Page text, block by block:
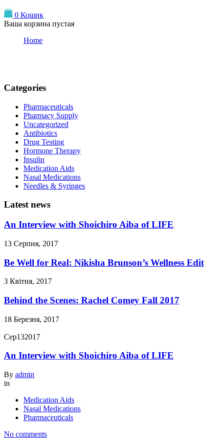
0 Кошик
Ваша корзина пустая
Home
Categories
Pharmaceuticals
Pharmacy Supply
Uncategorized
Antibiotics
Drug Testing
Hormone Therapy
Insulin
Medication Aids
Nasal Medications
Needles & Syringes
Latest news
An Interview with Shoichiro Aiba of LIFE
13 Серпня, 2017
Be Well for Real: Nikisha Brunson’s Wellness Edit
3 Квітня, 2017
Behind the Scenes: Rachel Comey Fall 2017
18 Березня, 2017
Сер132017
An Interview with Shoichiro Aiba of LIFE
By admin
in
Medication Aids
Nasal Medications
Pharmaceuticals
No comments